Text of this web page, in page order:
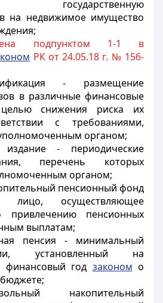
государственную
на недвижимое имущество
подпунктом 1-1 в
РК от 24.05.18 г. № 156-
- размещение
в различные финансовые
снижения риска их
с требованиями,
органом;
- периодические
перечень которых
органом;
пенсионный фонд
лицо, осуществляющее
привлечению пенсионных
выплатам;
пенсия - минимальный
установленный на
финансовый год законом о
накопительный